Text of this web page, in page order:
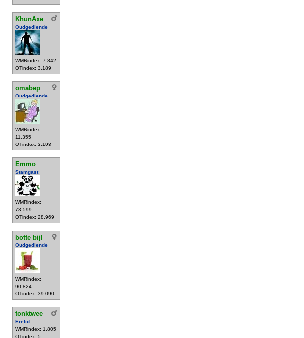
KhunAxe
Oudgediende
WMRindex: 7.842
OTindex: 3.189
omabep
Oudgediende
WMRindex:
11.355
OTindex: 3.193
Emmo
Stamgast
WMRindex:
73.599
OTindex: 28.969
botte bijl
Oudgediende
WMRindex:
90.824
OTindex: 39.090
tonktwee
Erelid
WMRindex: 1.805
OTindex: 5